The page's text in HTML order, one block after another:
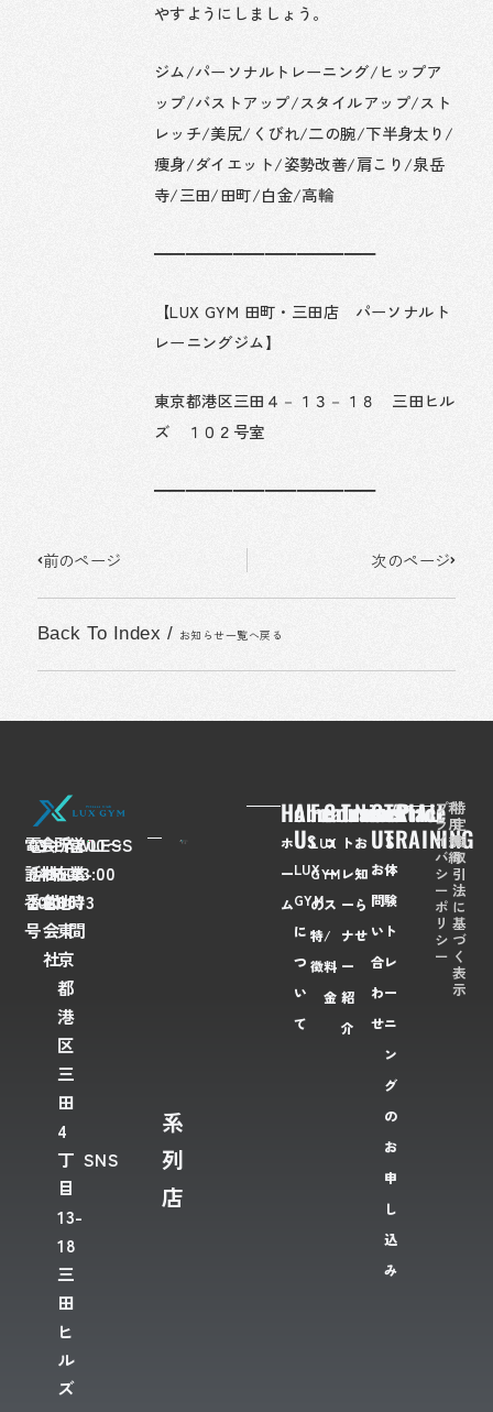
やすようにしましょう。
ジム/パーソナルトレーニング/ヒップア
ップ/バストアップ/スタイルアップ/スト
レッチ/美尻/くびれ/二の腕/下半身太り/
痩身/ダイエット/姿勢改善/肩こり/泉岳
寺/三田/田町/白金/高輪
━━━━━━━━━━━━━━
【LUX GYM 田町・三田店 パーソナルト
レーニングジム】
東京都港区三田４－１３－１８ 三田ヒル
ズ １０２号室
━━━━━━━━━━━━━━
前のページ 次のページ
Back To Index / お知らせ一覧へ戻る
電
話
番
号
03-
6435-
2028
会
社
名
FLAWLESS
株
式
会
社
所
在
地
〒
108-
0073
東
京
都
港
区
三
田
4
丁
目
13-
18
三
田
ヒ
ル
ズ
営
業
時
間
7:00〜
23:00
SNS
系
列
店
Home
ホ
ー
ム
About
Us
LUX
GYM
に
つ
い
て
Feaures
LUX
GYM
の
特
徴
Course/Price
コ
ー
ス
/
料
金
Trainer
ト
レ
ー
ナ
ー
紹
介
News
お
知
ら
せ
Contact
Us
お
問
い
合
わ
せ
TRIAL
TRAINING
体
験
ト
レ
ー
ニ
ン
グ
の
お
申
し
込
み
プ
ラ
イ
バ
シ
ー
ポ
リ
シ
ー
利
用
規
約
特
定
商
取
引
法
に
基
づ
く
表
示